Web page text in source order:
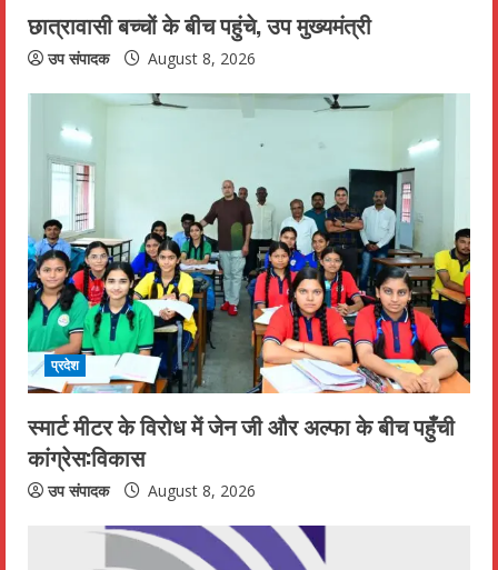
g
छात्रावासी बच्चों के बीच पहुंचे, उप मुख्यमंत्री
उप संपादक August 8, 2026
प्रदेश
स्मार्ट मीटर के विरोध में जेन जी और अल्फा के बीच पहुँची
कांग्रेस:विकास
उप संपादक August 8, 2026